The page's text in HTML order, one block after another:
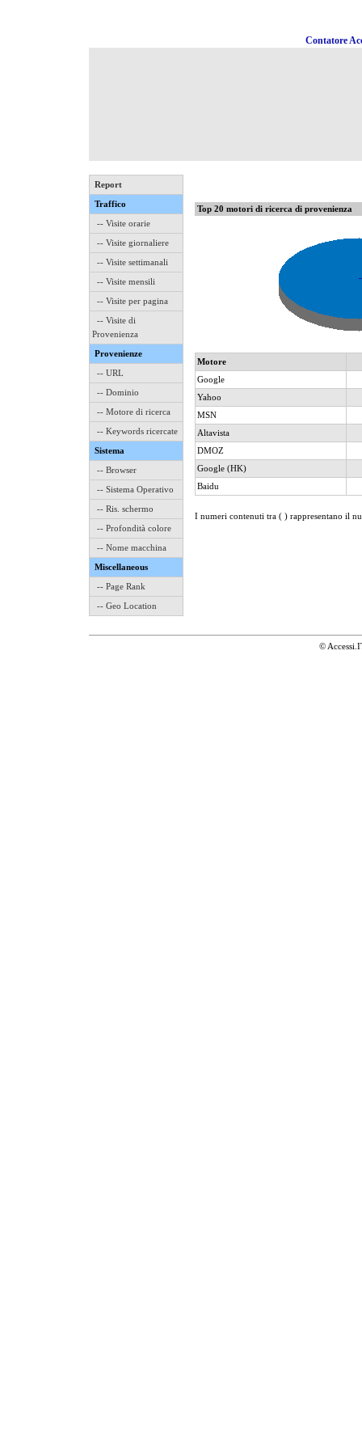
Contatore
Report
Traffico
-- Visite orarie
-- Visite giornaliere
-- Visite settimanali
-- Visite mensili
-- Visite per pagina
-- Visite di
Provenienza
Provenienze
-- URL
-- Dominio
-- Motore di ricerca
-- Keywords ricercate
Sistema
-- Browser
-- Sistema Operativo
-- Ris. schermo
-- Profondità colore
-- Nome macchina
Miscellaneous
-- Page Rank
-- Geo Location
Top 20 motori di ricerca di provenienza
Motore
Google
Yahoo
MSN
Altavista
DMOZ
Google (HK)
Baidu
I numeri contenuti tra ( ) rappresentano il
©